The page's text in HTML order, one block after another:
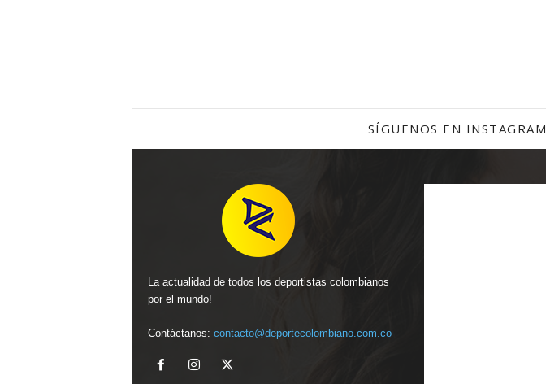
SÍGUENOS EN INSTAGRAM
La actualidad de todos los deportistas colombianos
por el mundo!
Contáctanos: contacto@deportecolombiano.com.co